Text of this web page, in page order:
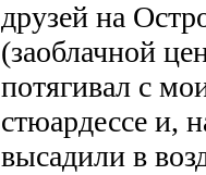
друзей на
(заоблачной
потягивал с
стюардессе и,
высадили в